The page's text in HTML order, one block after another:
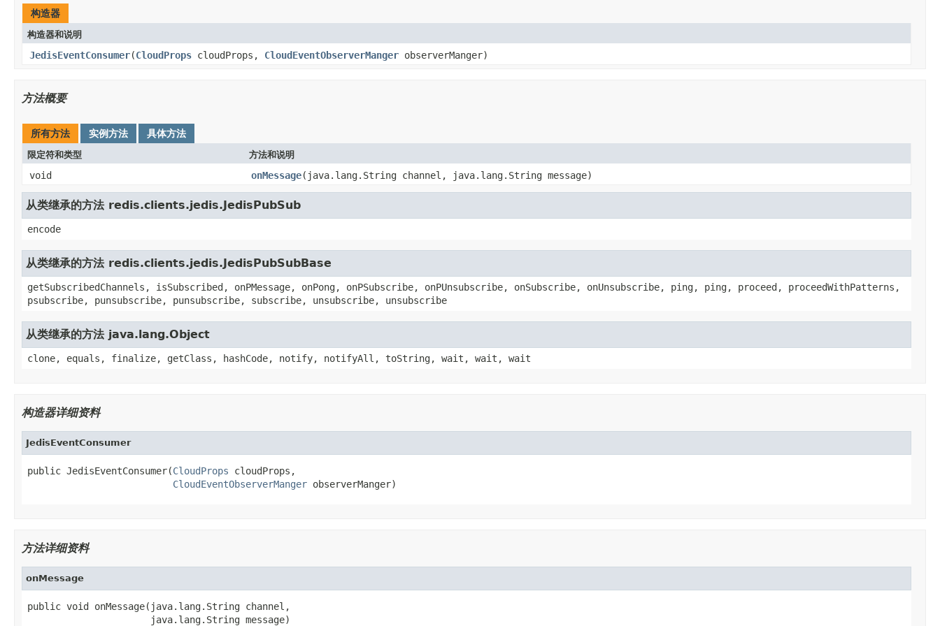
构造器
构造器和说明
JedisEventConsumer(CloudProps cloudProps, CloudEventObserverManger observerManger)
方法概要
所有方法 实例方法 具体方法
限定符和类型 方法和说明
void onMessage(java.lang.String channel, java.lang.String message)
从类继承的方法 redis.clients.jedis.JedisPubSub
encode
从类继承的方法 redis.clients.jedis.JedisPubSubBase
getSubscribedChannels, isSubscribed, onPMessage, onPong, onPSubscribe, onPUnsubscribe, onSubscribe, onUnsubscribe, ping, ping, proceed, proceedWithPatterns,
psubscribe, punsubscribe, punsubscribe, subscribe, unsubscribe, unsubscribe
从类继承的方法 java.lang.Object
clone, equals, finalize, getClass, hashCode, notify, notifyAll, toString, wait, wait, wait
构造器详细资料
JedisEventConsumer
public JedisEventConsumer(CloudProps cloudProps,
CloudEventObserverManger observerManger)
方法详细资料
onMessage
public void onMessage(java.lang.String channel,
                      java.lang.String message)